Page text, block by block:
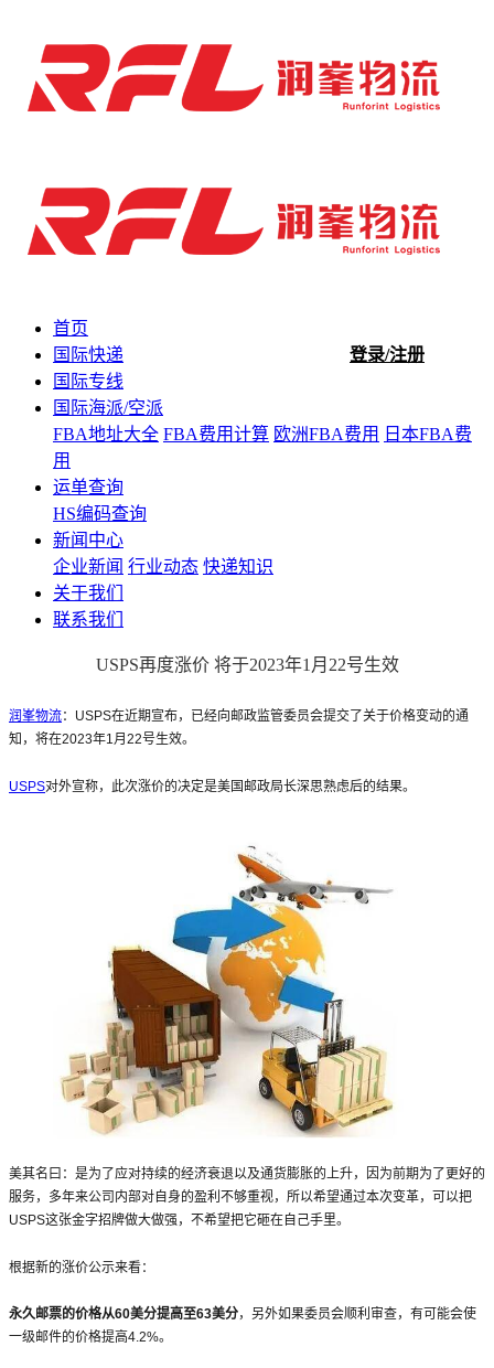
登录/注册
首页
国际快递
国际专线
国际海派/空派
FBA地址大全 FBA费用计算 欧洲FBA费用
日本FBA费
用
运单查询
HS编码查询
新闻中心
企业新闻 行业动态 快递知识
关于我们
联系我们
USPS再度涨价 将于2023年1月22号生效
润峯物流：USPS在近期宣布，已经向邮政监管委员会提交了关于价格变动的通
知，将在2023年1月22号生效。
USPS对外宣称，此次涨价的决定是美国邮政局长深思熟虑后的结果。
美其名曰：是为了应对持续的经济衰退以及通货膨胀的上升，因为前期为了更好的
服务，多年来公司内部对自身的盈利不够重视，所以希望通过本次变革，可以把
USPS这张金字招牌做大做强，不希望把它砸在自己手里。
根据新的涨价公示来看：
永久邮票的价格从60美分提高至63美分，另外如果委员会顺利审查，有可能会使
一级邮件的价格提高4.2%。